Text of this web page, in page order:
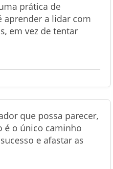
prática de
aprender a lidar com
em vez de tentar
que possa parecer,
é o único caminho
e afastar as